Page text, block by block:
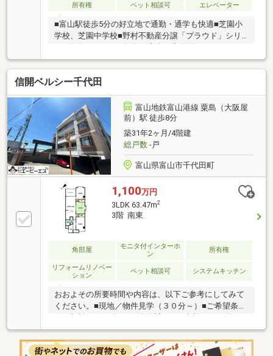
所有権 ペット相談可 エレベーター
■富山駅徒歩5分の好立地で通勤・通学も快適■芝園小
学校、芝園中学校■野村不動産分譲「プラウド」シリ
ーズの住まい■2019年築・室内丁寧使用でコンディシ
ョン良好■南向き住戸で陽当たり・通風良好■リビング
を見渡せる対面キッチン採用■LDK横の洋室引き戸を開
放すると約21.3帖の大空間■床暖房・食洗機・浴室乾燥
機など設備充実■スーパーや商業施設が徒歩圏内で生
活利便性良好■ペット飼育可（規約による）
信開ベルシー千代田
富山地鉄富山港線 粟島（大阪屋
前）駅 徒歩8分
築31年2ヶ月/4階建
総戸数-戸
富山県富山市千代田町
1,100万円
3LDK 63.47m2
3階 南東
角部屋
モニタ付インターホ
ン
所有権
リフォームリノベー
ション
ペット相談可 システムキッチン
おおよその所要時間や内容は、以下ご参考にしてみて
ください。■現地／物件見学（３０分～）■ご希望条件
～）■土地・家・マンションの探し方のご相談（３０
分～）■会社の強みのご紹介（３０分～）■持家をお持
ちの方のお住み替えのご相談（３０分～）マイホーム